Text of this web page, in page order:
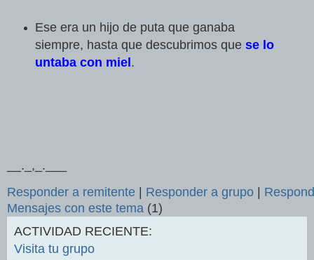
Ese era un hijo de puta que ganaba
siempre, hasta que descubrimos que se lo
untaba con miel .
__._,_.___
Responder a remitente
Responder a grupo
Mensajes con este tema (1)
ACTIVIDAD RECIENTE:
Visita tu grupo